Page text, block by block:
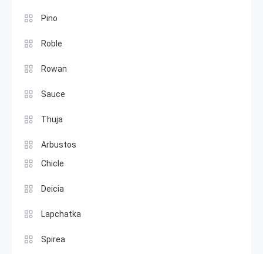
Pino
Roble
Rowan
Sauce
Thuja
Arbustos
Chicle
Deicia
Lapchatka
Spirea